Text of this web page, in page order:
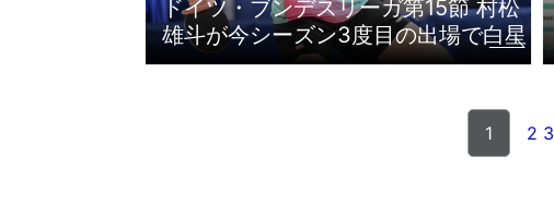
ドイツ・ブンデスリーガ第15節 村松
雄斗が今シーズン3度目の出場で白星
1 2 3